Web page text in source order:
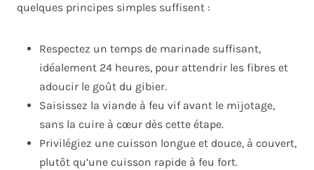
quelques principes simples suffisent :
Respectez un temps de marinade suffisant,
idéalement 24 heures, pour attendrir les fibres et
adoucir le goût du gibier.
Saisissez la viande à feu vif avant le mijotage,
sans la cuire à cœur dès cette étape.
Privilégiez une cuisson longue et douce, à couvert,
plutôt qu’une cuisson rapide à feu fort.